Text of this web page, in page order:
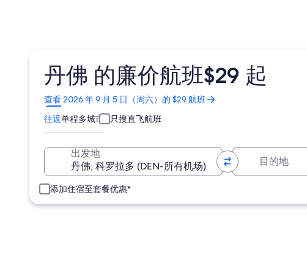
丹佛 的廉价航班$29 起
查看 2026 年 9 月 5 日（周六）的 $29 航班
在
新
窗
口
打
往返单程多城市 只搜直飞航班
出发地
添加住宿至套餐优惠*